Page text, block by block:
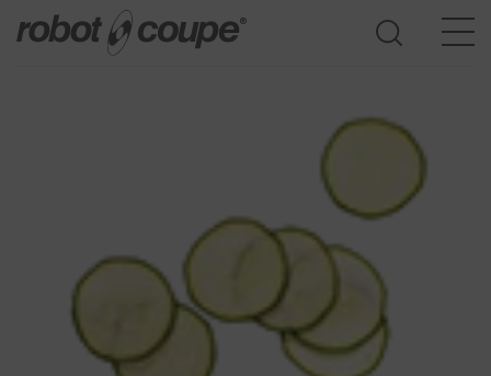
Accès au guide de sélection